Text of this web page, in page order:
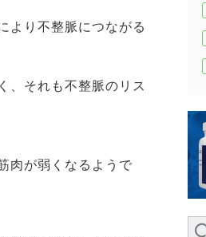
より不整脈につながる
、それも不整脈のリス
肉が弱くなるようで